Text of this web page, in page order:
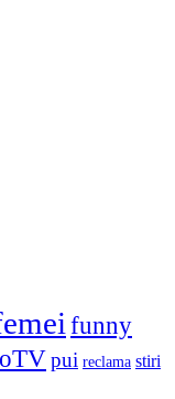
funny
pui reclama stiri